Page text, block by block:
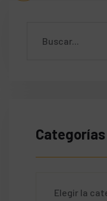
Categorías